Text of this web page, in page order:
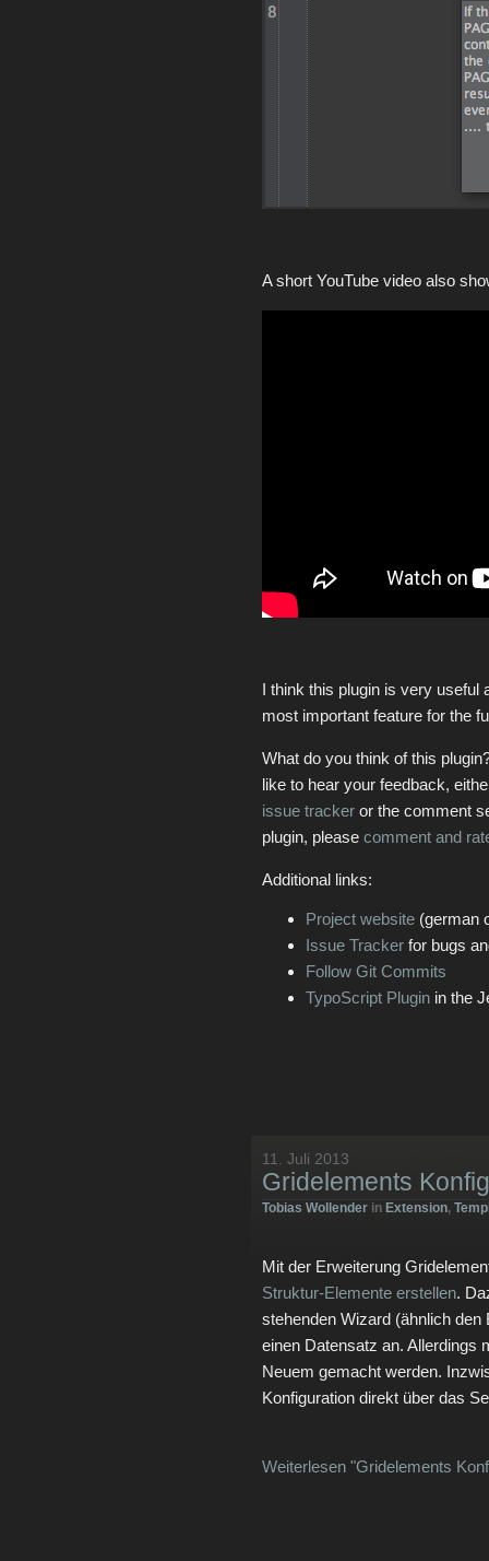
A short YouTube video also
I think this plugin is very useful
most important feature for the
What do you think of this
like to hear your feedback,
issue tracker or the comment
plugin, please comment and
Additional links:
Project website (german
Issue Tracker for bugs
Follow Git Commits
TypoScript Plugin in the
11. Juli 2013
Gridelements
Tobias Wollender in Extension,
Mit der Erweiterung
Struktur-Elemente erstellen.
stehenden Wizard (ähnlich
einen Datensatz an. Allerdings
Neuem gemacht werden.
Konfiguration direkt über das
Weiterlesen "Gridelements